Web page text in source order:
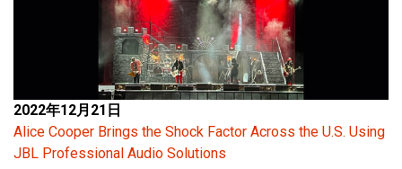
2022年12月21日
Alice Cooper Brings the Shock Factor Across the U.S. Using
JBL Professional Audio Solutions